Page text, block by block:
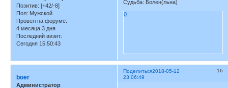
Позитив: [+42/-8]
Пол: Мужской
Провел на форуме:
4 месяца 3 дня
Последний визит:
Сегодня 15:50:43
Судьба: Болен(льна)
0
Поделиться 16
2018-05-12
23:06:49
boer
Администратор